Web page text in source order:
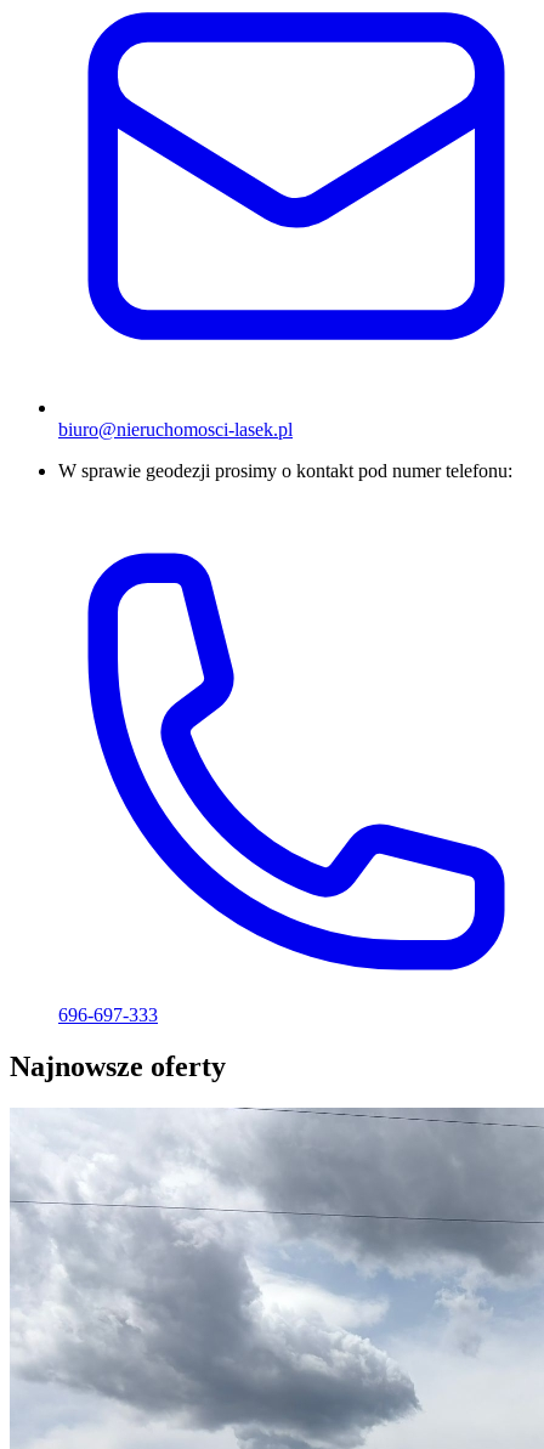
biuro@nieruchomosci-lasek.pl
W sprawie geodezji prosimy o kontakt pod numer telefonu:
696-697-333
Najnowsze oferty